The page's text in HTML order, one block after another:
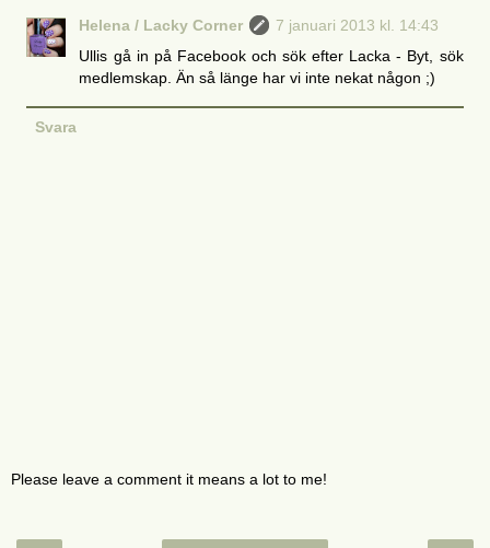
Helena / Lacky Corner
7 januari 2013 kl. 14:43
Ullis gå in på Facebook och sök efter Lacka - Byt, sök
medlemskap. Än så länge har vi inte nekat någon ;)
Svara
Please leave a comment it means a lot to me!